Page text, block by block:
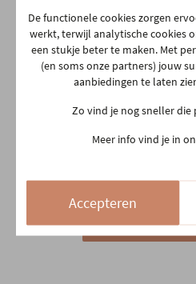
Gewicht
Ma
Di
Woe
Zo
De functionele cookies zorgen
werkt, terwijl analytische cookies
een stukje beter te maken. Met
(en soms onze partners) jouw
aanbiedingen te laten
Zo vind je nog sneller die
Meer info vind je in
Accepteren